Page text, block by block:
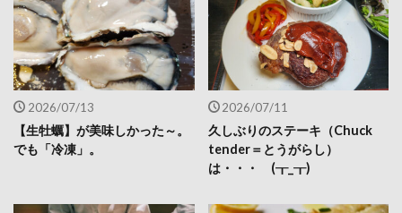
2026/07/13
【生牡蠣】が美味しかった～。
でも「冷凍」。
2026/07/11
久しぶりのステーキ（Chuck
tender＝とうがらし）
は・・・ (┰_┰)